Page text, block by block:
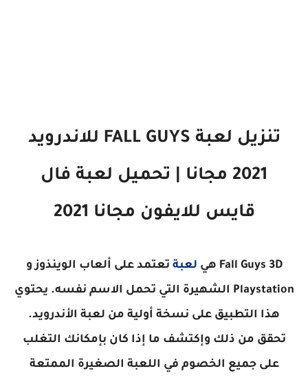
تنزيل لعبة FALL GUYS للاندرويد
2021 مجانا | تحميل لعبة فال
قايس للايفون مجانا 2021
Fall Guys 3D هي لعبة تعتمد على ألعاب الوينذوز و
Playstation الشهيرة التي تحمل الاسم نفسه. يحتوي
هذا التطبيق على نسخة أولية من لعبة الأندرويد.
تحقق من ذلك وإكتشف ما إذا كان بإمكانك التغلب
على جميع الخصوم في اللعبة الصغيرة الممتعة